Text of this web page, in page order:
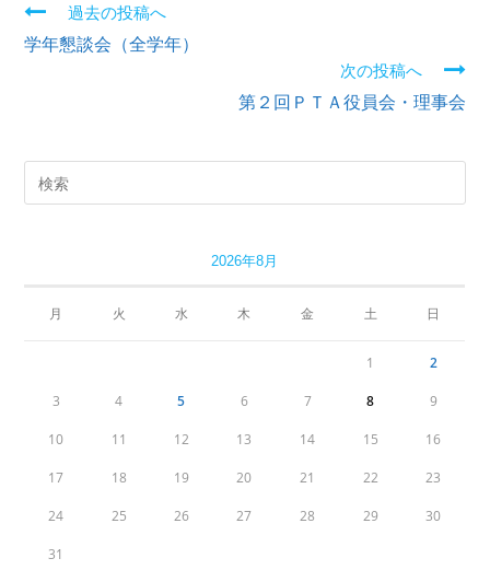
続
む
過去の投稿へ
学年懇談会（全学年）
次の投稿へ
第２回ＰＴＡ役員会・理事会
2026年8月
月 火 水 木 金 土 日
1 2
3 4 5 6 7 8 9
10 11 12 13 14 15 16
17 18 19 20 21 22 23
24 25 26 27 28 29 30
31